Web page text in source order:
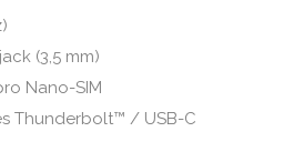
(3,5 mm)
Nano-SIM
Thunderbolt™ / USB-C